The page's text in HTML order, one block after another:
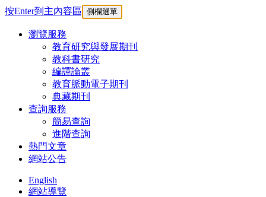
按Enter到主內容區 側欄選單
瀏覽服務
教育研究與發展期刊
教科書研究
編譯論叢
教育脈動電子期刊
典藏期刊
查詢服務
簡易查詢
進階查詢
熱門文章
網站公告
English
網站導覽